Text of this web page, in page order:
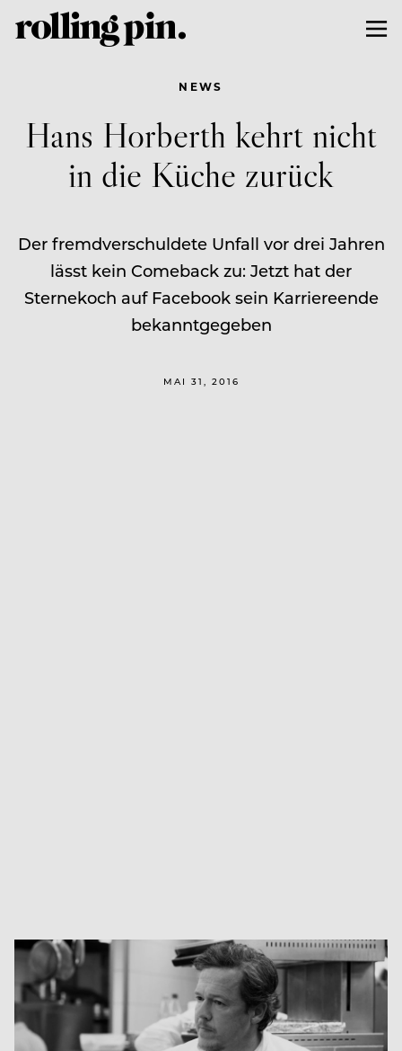
NEWS
Hans Horberth kehrt nicht
in die Küche zurück
Der fremdverschuldete Unfall vor drei Jahren
lässt kein Comeback zu: Jetzt hat der
Sternekoch auf Facebook sein Karriereende
bekanntgegeben
MAI 31, 2016